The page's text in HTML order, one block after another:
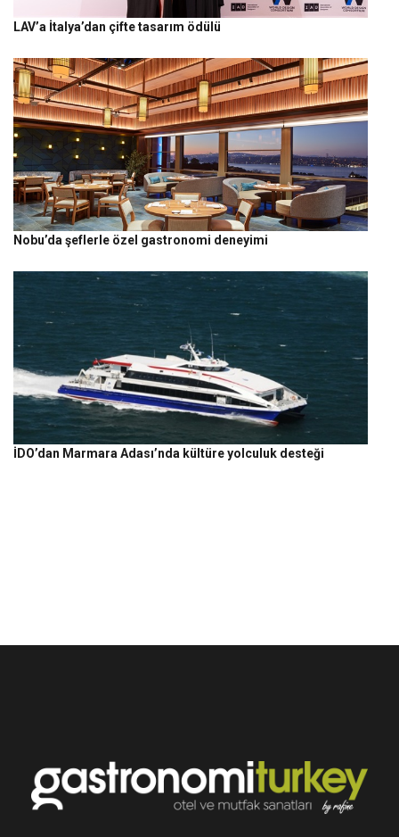
LAV’a İtalya’dan çifte tasarım ödülü
Nobu’da şeflerle özel gastronomi deneyimi
İDO’dan Marmara Adası’nda kültüre yolculuk desteği